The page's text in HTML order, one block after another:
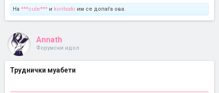
На ***cute*** и koritsaki им се допаѓа ова.
Annath
Форумски идол
Труднички муабети